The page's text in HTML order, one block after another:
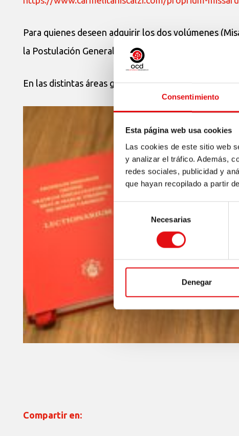
Consentimiento
Esta página web usa cookies
Las cookies de este sitio web
y analizar el tráfico. Además,
redes sociales, publicidad y
que hayan recopilado a partir
consentimiento
Necesarias
Denegar
Para quienes deseen adquirir los dos volúmenes
la Postulación General. (postgen@ocdcuria.org)
En las distintas áreas geográficas, se están llevando
Compartir en: